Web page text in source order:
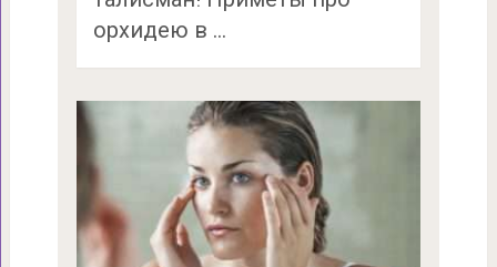
орхидею в …